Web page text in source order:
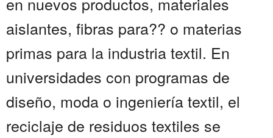
aislantes, fibras para?? o materias
primas para la industria textil. En
universidades con programas de
diseño, moda o ingeniería textil, el
reciclaje de residuos textiles se